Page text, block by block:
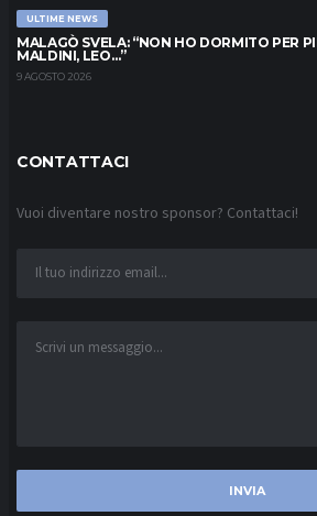
ULTIME NEWS
MALAGÒ SVELA: “NON HO DORMITO PER
MALDINI, LEO…”
9 AGOSTO 2026
CONTATTACI
Vuoi diventare nostro sponsor? Contattaci!